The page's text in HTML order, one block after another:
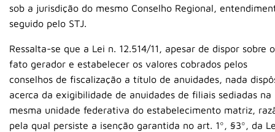
sob a jurisdição do mesmo Conselho Regional,
seguido pelo STJ.
Ressalta-se que a Lei n. 12.514/11, apesar de dispor sobre o
fato gerador e estabelecer os valores cobrados pelos
conselhos de fiscalização a título de anuidades, nada
acerca da exigibilidade de anuidades de filiais sediadas na
mesma unidade federativa do estabelecimento matriz,
pela qual persiste a isenção garantida no art. 1º, §3º, da